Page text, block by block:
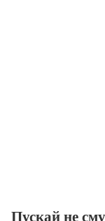
Пускай не